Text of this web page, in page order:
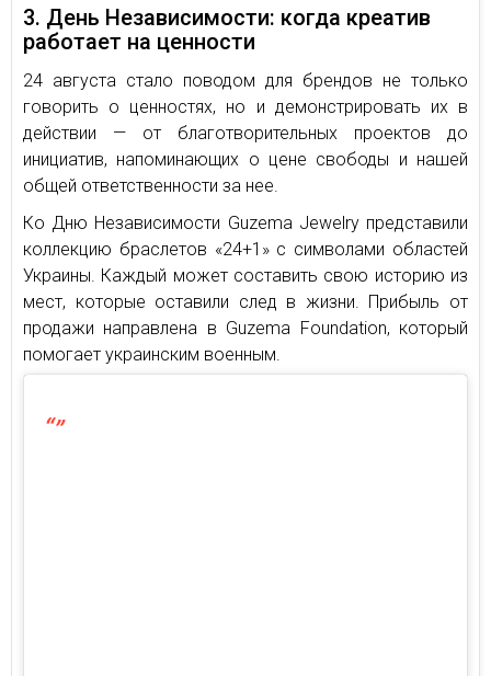
3. День Независимости: когда креатив
работает на ценности
24 августа стало поводом для брендов не только
говорить о ценностях, но и демонстрировать их в
действии — от благотворительных проектов до
инициатив, напоминающих о цене свободы и нашей
общей ответственности за нее.
Ко Дню Независимости Guzema Jewelry представили
коллекцию браслетов «24+1» с символами областей
Украины. Каждый может составить свою историю из
мест, которые оставили след в жизни. Прибыль от
продажи направлена в Guzema Foundation, который
помогает украинским военным.